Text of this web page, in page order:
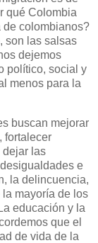
qué Colombia
de colombianos?
son las salsas
dejemos
político, social y
menos para la
buscan mejorar
fortalecer
dejar las
e
la delincuencia,
mayoría de los
educación y la
que el
de vida de la